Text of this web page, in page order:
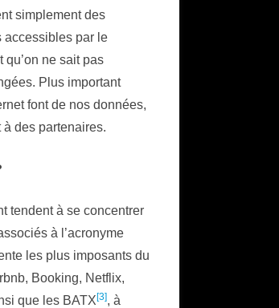
simplement des
accessibles par le
ne sait pas
Plus important
font de nos données,
des partenaires.
tendent à se concentrer
à l’acronyme
les plus imposants du
Booking, Netflix,
que les BATX[3], à